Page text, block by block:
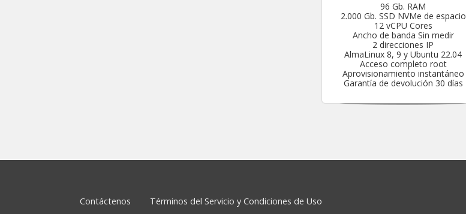
96 Gb. RAM
2.000 Gb. SSD NVMe de espacio
12 vCPU Cores
Ancho de banda Sin medir
2 direcciones IP
AlmaLinux 8, 9 y Ubuntu 22.04
Acceso completo root
Aprovisionamiento instantáneo
Garantía de devolución 30 días
Contáctenos Términos del Servicio y Condiciones de Uso